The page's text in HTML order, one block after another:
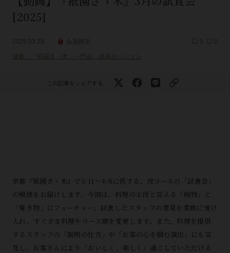
[2025]
連載：「祇園さゝ木」一門会、師弟セッション
この記事をシェアする
京都『衹園さゝ木』で3/11～4/8に供する、夜コースの「試食会」
の模様をお届けします。今回は、料理の主役と言える「椀物」と
「焼き物」にフューチャー。試食したスタッフの意見を柔軟に受け
入れ、すぐさま料理やコース順を変更します。また、料理を提供
するスタッフの「説明の仕方」や「お客の心を掴む演出」にも言
及し、お客さんにより「おいしく、楽しく」過ごしていただける